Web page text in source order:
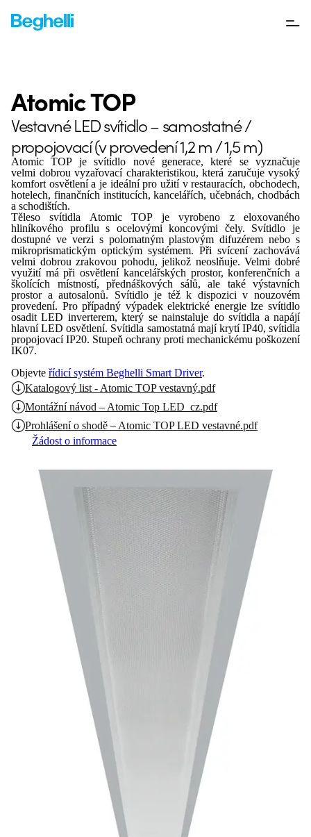
Atomic TOP
Vestavné LED svítidlo – samostatné /
propojovací (v provedení 1,2 m / 1,5 m)
Atomic TOP je svítidlo nové generace, které se vyznačuje
velmi dobrou vyzařovací charakteristikou, která zaručuje vysoký
komfort osvětlení a je ideální pro užití v restauracích, obchodech,
hotelech, finančních institucích, kancelářích, učebnách, chodbách
a schodištích.
Těleso svítidla Atomic TOP je vyrobeno z eloxovaného
hliníkového profilu s ocelovými koncovými čely. Svítidlo je
dostupné ve verzi s polomatným plastovým difuzérem nebo s
mikroprismatickým optickým systémem. Při svícení zachovává
velmi dobrou zrakovou pohodu, jelikož neoslňuje. Velmi dobré
využití má při osvětlení kancelářských prostor, konferenčních a
školících místností, přednáškových sálů, ale také výstavních
prostor a autosalonů. Svítidlo je též k dispozici v nouzovém
provedení. Pro případný výpadek elektrické energie lze svítidlo
osadit LED inverterem, který se nainstaluje do svítidla a napájí
hlavní LED osvětlení. Svítidla samostatná mají krytí IP40, svítidla
propojovací IP20. Stupeň ochrany proti mechanickému poškození
IK07.
Objevte řídicí systém Beghelli Smart Driver.
Katalogový list - Atomic TOP vestavný.pdf
Montážní návod – Atomic Top LED_cz.pdf
Prohlášení o shodě – Atomic TOP LED vestavné.pdf
Žádost o informace